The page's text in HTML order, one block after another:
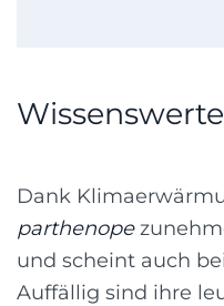
Dank
parthenope
und scheint auch
Auffällig sind ihre